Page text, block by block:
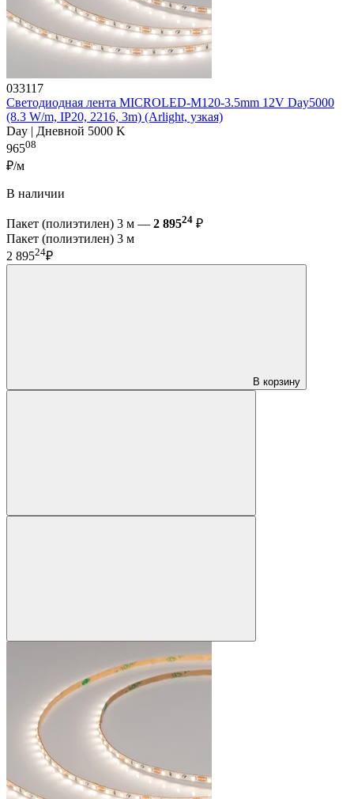
033117
Светодиодная лента MICROLED-M120-3.5mm 12V Day5000
(8.3 W/m, IP20, 2216, 3m) (Arlight, узкая)
Day | Дневной 5000 K
96508
₽/м
В наличии
Пакет (полиэтилен) 3 м — 2 89524 ₽
Пакет (полиэтилен) 3 м
2 89524₽
В корзину